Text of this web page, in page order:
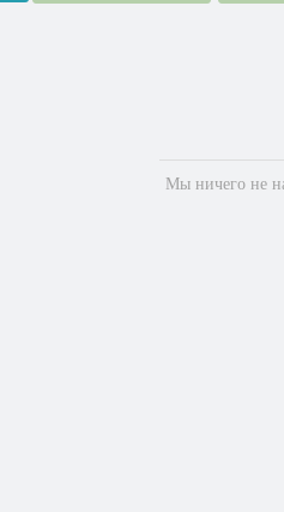
Мы ничего не